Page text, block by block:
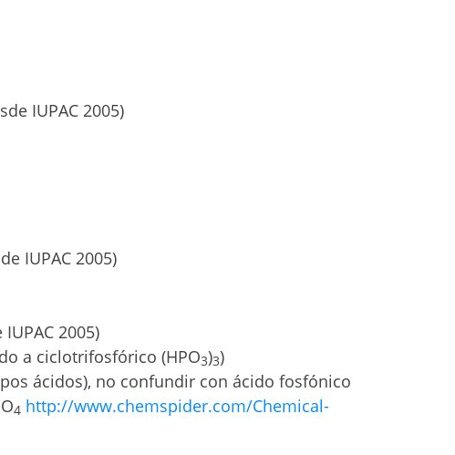
IUPAC 2005)
IUPAC 2005)
2005)
a ciclotrifosfórico (HPO3)3)
ácidos), no confundir con ácido fosfónico
4 http://www.chemspider.com/Chemical-